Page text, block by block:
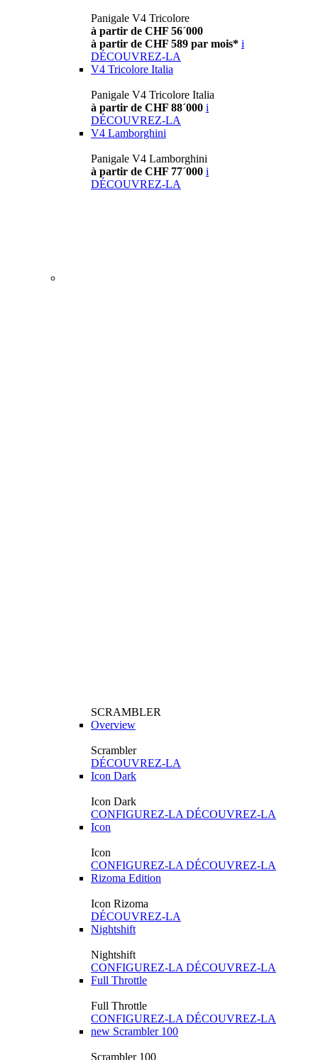
Panigale V4 Tricolore
à partir de CHF 56´000
à partir de CHF 589 par mois* i
DÉCOUVREZ-LA
V4 Tricolore Italia
Panigale V4 Tricolore Italia
à partir de CHF 88´000 i
DÉCOUVREZ-LA
V4 Lamborghini
Panigale V4 Lamborghini
à partir de CHF 77´000 i
DÉCOUVREZ-LA
SCRAMBLER
Overview
Scrambler
DÉCOUVREZ-LA
Icon Dark
Icon Dark
CONFIGUREZ-LA DÉCOUVREZ-LA
Icon
Icon
CONFIGUREZ-LA DÉCOUVREZ-LA
Rizoma Edition
Icon Rizoma
DÉCOUVREZ-LA
Nightshift
Nightshift
CONFIGUREZ-LA DÉCOUVREZ-LA
Full Throttle
Full Throttle
CONFIGUREZ-LA DÉCOUVREZ-LA
new Scrambler 100
Scrambler 100